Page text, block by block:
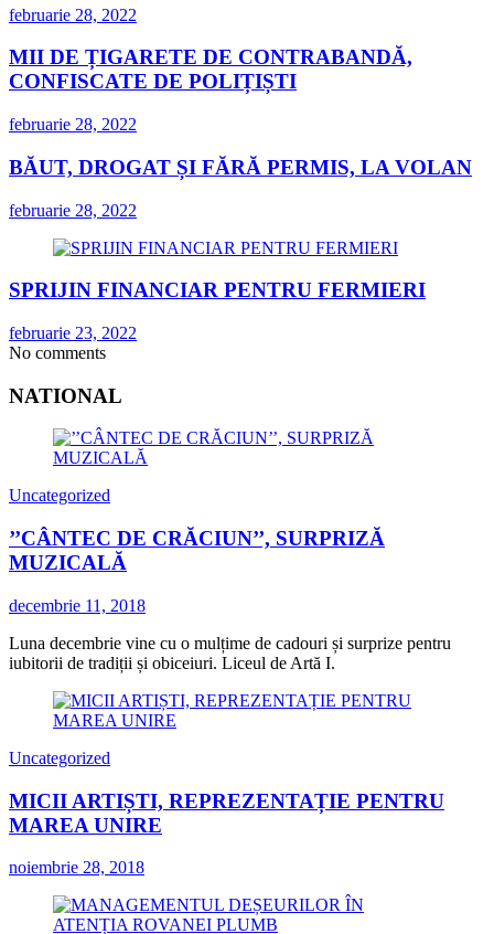
februarie 28, 2022
MII DE ȚIGARETE DE CONTRABANDĂ,
CONFISCATE DE POLIȚIȘTI
februarie 28, 2022
BĂUT, DROGAT ȘI FĂRĂ PERMIS, LA VOLAN
februarie 28, 2022
SPRIJIN FINANCIAR PENTRU FERMIERI
februarie 23, 2022
No comments
NATIONAL
Uncategorized
’’CÂNTEC DE CRĂCIUN’’, SURPRIZĂ
MUZICALĂ
decembrie 11, 2018
Luna decembrie vine cu o mulțime de cadouri și surprize pentru
iubitorii de tradiții și obiceiuri. Liceul de Artă I.
Uncategorized
MICII ARTIȘTI, REPREZENTAȚIE PENTRU
MAREA UNIRE
noiembrie 28, 2018